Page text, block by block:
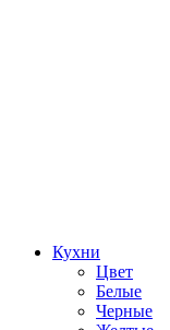
Кухни
Цвет
Белые
Черные